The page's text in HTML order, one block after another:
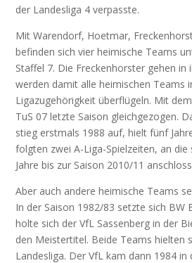
der Landesliga 4 verpasste.
Mit Warendorf, Hoetmar,
befinden sich vier heimische Teams
Staffel 7. Die Freckenhorster gehen in
werden damit alle heimischen Teams
Ligazugehörigkeit überflügeln. Mit
TuS 07 letzte Saison gleichgezogen.
stieg erstmals 1988 auf, hielt fünf
folgten zwei A-Liga-Spielzeiten, an die
Jahre bis zur Saison 2010/11
Aber auch andere heimische Teams
In der Saison 1982/83 setzte sich BW
holte sich der VfL Sassenberg in der
den Meistertitel. Beide Teams hielten
Landesliga. Der VfL kam dann 1984 in